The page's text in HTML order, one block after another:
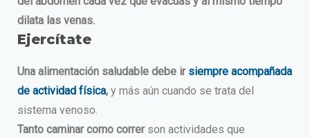
dilata las venas.
Ejercítate
Una alimentación saludable debe ir siempre acompañada
de actividad física,y más aún cuando se trata del
sistema venoso.
Tanto caminar como correrson actividades que